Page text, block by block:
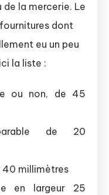
de la mercerie. Le
dont
eu un peu
la liste :
ou non, de 45
de 20
40 millimètres
en largeur 25